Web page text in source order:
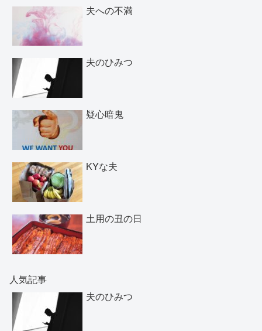
夫への不満
夫のひみつ
疑心暗鬼
KYな夫
土用の丑の日
人気記事
夫のひみつ